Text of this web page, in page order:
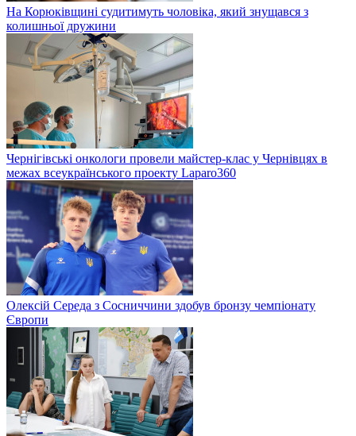
На Корюківщині судитимуть чоловіка, який знущався з
колишньої дружини
Чернігівські онкологи провели майстер-клас у Чернівцях в
межах всеукраїнського проекту Laparo360
Олексій Середа з Сосниччини здобув бронзу чемпіонату
Європи